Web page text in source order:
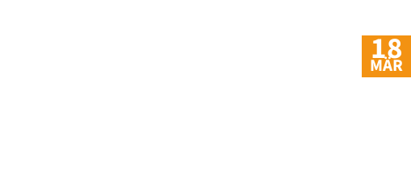
18
MÄR